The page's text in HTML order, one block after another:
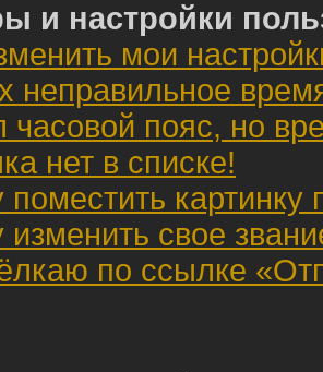
и настройки
мои
неправильное
часовой пояс, но
нет в списке!
поместить
изменить свое
по ссылке